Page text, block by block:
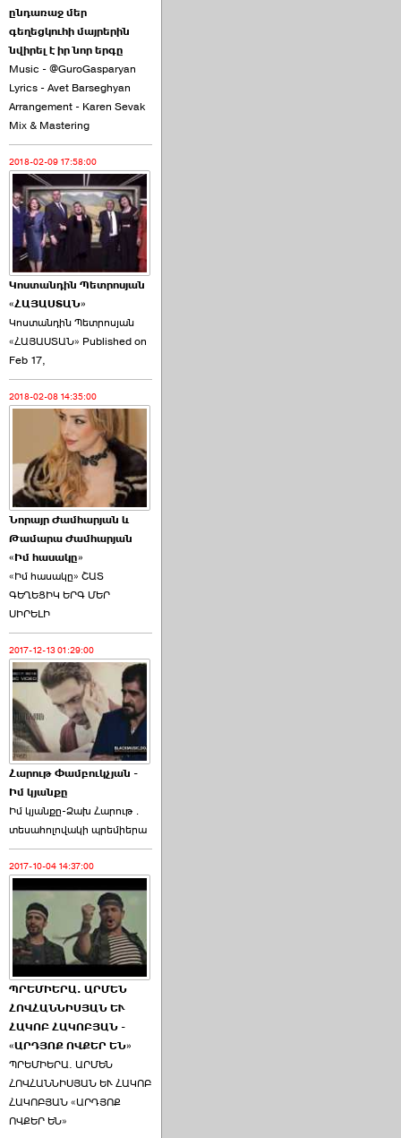
խայտառակ ›››
2026-06-09 15:05:00
Ծառուկյանի փեսան
վնասել է ›››
2026-06-09 07:11:00
Այս ընդդիմությունը
կվերցնի ›››
2026-06-09 00:41:00
Որպես ընդդիմադիր
ընտրող՝ ›››
ընդառաջ մեր
գեղեցկուհի մայրերին
նվիրել է իր նոր երգը
Music - @GuroGasparyan
Lyrics - Avet Barseghyan
Arrangement - Karen Sevak
Mix & Mastering
2018-02-09 17:58:00
Կոստանդին Պետրոսյան
«ՀԱՅԱՍՏԱՆ»
Կոստանդին Պետրոսյան
«ՀԱՅԱՍՏԱՆ» Published on
Feb 17,
2018-02-08 14:35:00
Նորայր Ժամհարյան և
Թամարա Ժամհարյան
«Իմ հասակը»
«Իմ հասակը» ՇԱՏ
ԳԵՂԵՑԻԿ ԵՐԳ ՄԵՐ
ՍԻՐԵԼԻ
2017-12-13 01:29:00
Հարութ Փամբուկչյան -
Իմ կյանքը
Իմ կյանքը-Ձախ Հարnւթ․
տեuաhnլnվակի պրեմիերա
2017-10-04 14:37:00
ՊՐԵՄԻԵՐԱ. ԱՐՄԵՆ
ՀՈՎՀԱՆՆԻՍՅԱՆ ԵՒ
ՀԱԿՈԲ ՀԱԿՈԲՅԱՆ -
«ԱՐԴՅՈՔ ՈՎՔԵՐ ԵՆ»
ՊՐԵՄԻԵՐԱ. ԱՐՄԵՆ
ՀՈՎՀԱՆՆԻՍՅԱՆ ԵՒ ՀԱԿՈԲ
ՀԱԿՈԲՅԱՆ «ԱՐԴՅՈՔ
ՈՎՔԵՐ ԵՆ»